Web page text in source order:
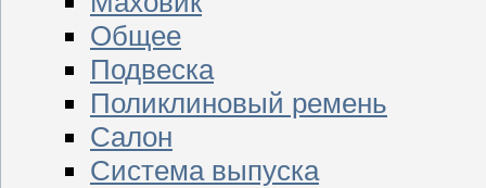
Общее
Подвеска
Поликлиновый ремень
Салон
Система выпуска